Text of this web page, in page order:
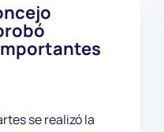
se realizó la